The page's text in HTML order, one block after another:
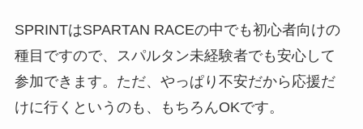
SPRINTはSPARTAN RACEの中でも初心者向けの
種目ですので、スパルタン未経験者でも安心して
参加できます。ただ、やっぱり不安だから応援だ
けに行くというのも、もちろんOKです。